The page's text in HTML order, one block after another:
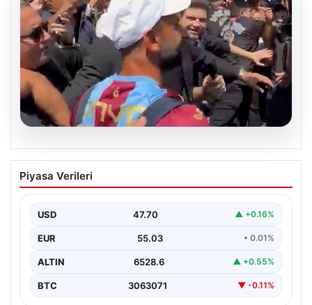
Mohamed Salah’tan Tarihi İlk Üçlü
Başarı
önemli bir dönüm noktasına imza attı. Takımının
hücum…
Piyasa Verileri
USD 47.70 ▲ +0.16%
EUR 55.03 • 0.01%
ALTIN 6528.6 ▲ +0.55%
BTC 3063071 ▼ -0.11%